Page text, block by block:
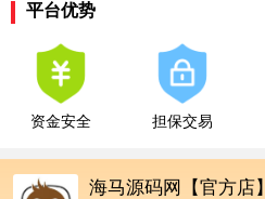
平台优势
资金安全 担保交易
海马源码网【官方店】